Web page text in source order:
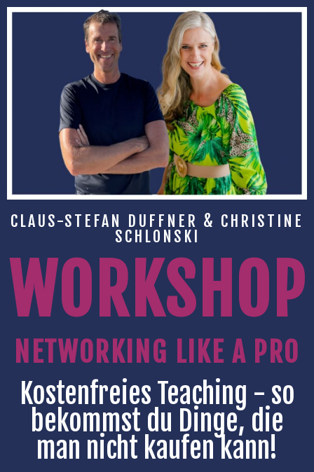
CLAUS-STEFAN DUFFNER & CHRISTINE
SCHLONSKI
WORKSHOP
NETWORKING LIKE A PRO
Kostenfreies Teaching - so
bekommst du Dinge, die
man nicht kaufen kann!